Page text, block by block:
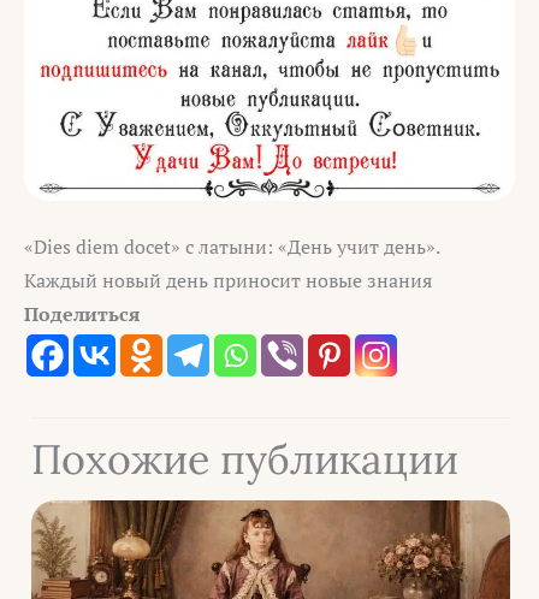
«Dies diem docet» с латыни: «День учит день».
Каждый новый день приносит новые знания
Поделиться
Похожие публикации